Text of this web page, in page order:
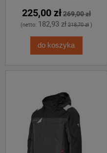
225,00 zł269,00 zł
(netto: 182,93 zł 218,70 zł)
do koszyka